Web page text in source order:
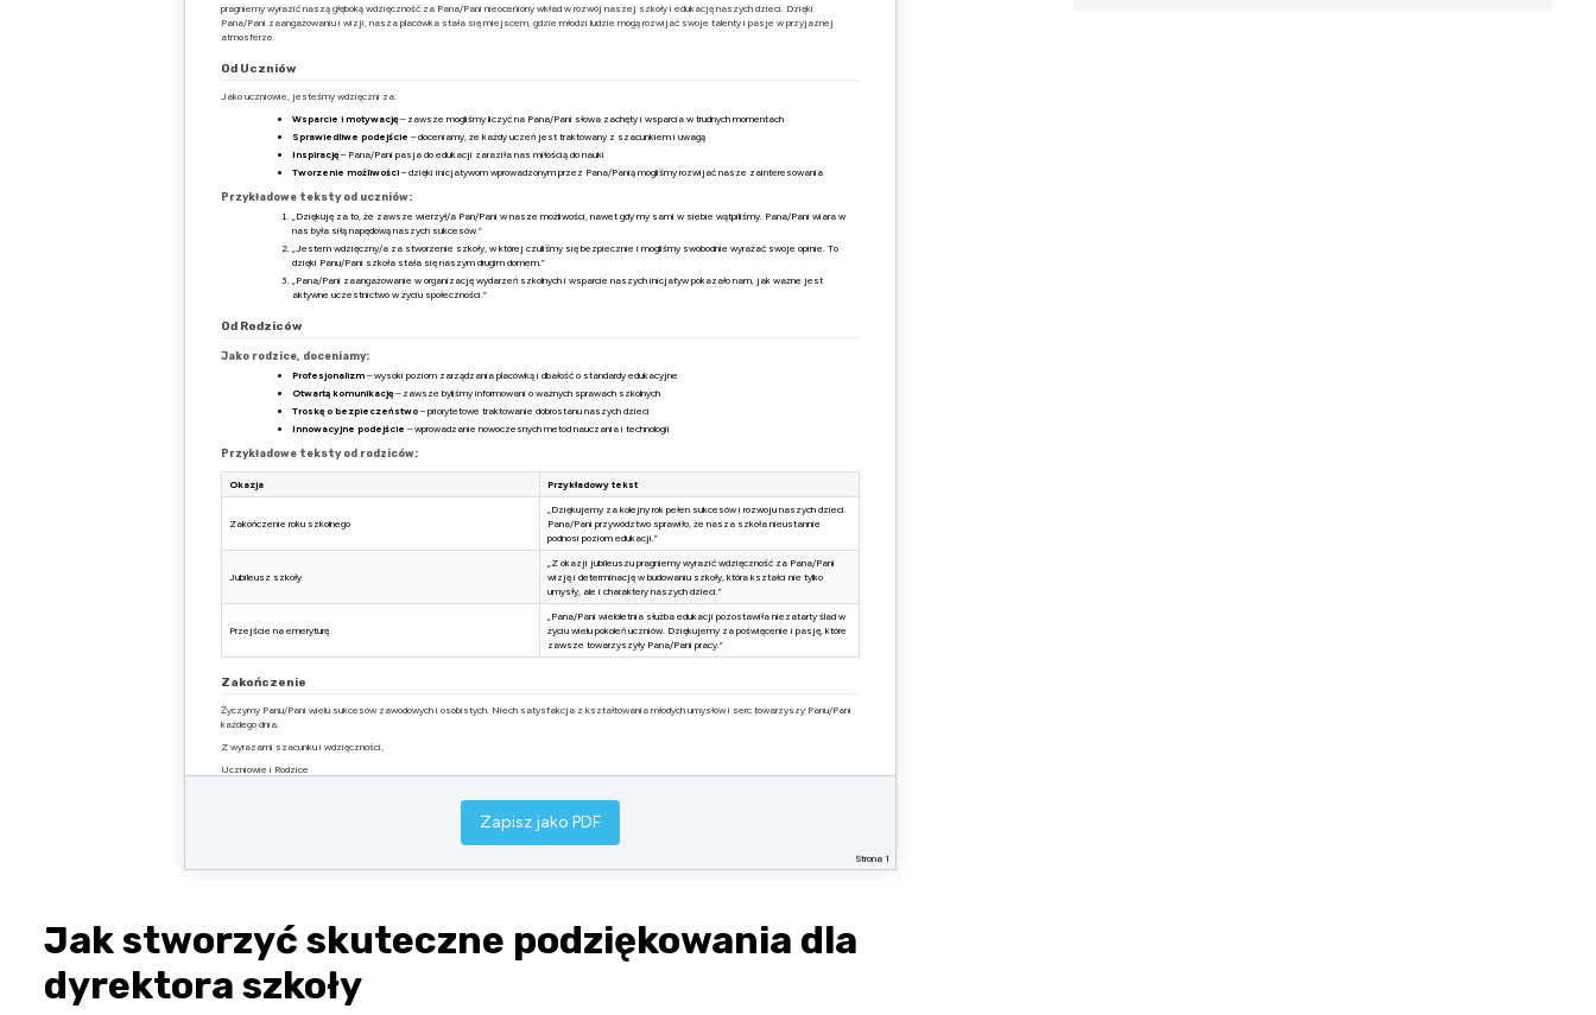
pragniemy wyrazić naszą głęboką wdzięczność za Pana/Pani nieoceniony wkład w rozwój naszej szkoły i edukację naszych dzieci. Dzięki
Pana/Pani zaangażowaniu i wizji, nasza placówka stała się miejscem, gdzie młodzi ludzie mogą rozwijać swoje talenty i pasje w przyjaznej
atmosferze.
Od Uczniów
Jako uczniowie, jesteśmy wdzięczni za:
Wsparcie i motywację– zawsze mogliśmy liczyć na Pana/Pani słowa zachęty i wsparcia w trudnych momentach
Sprawiedliwe podejście – doceniamy, że każdy uczeń jest traktowany z szacunkiem i uwagą
Inspirację– Pana/Pani pasja do edukacji zaraziła nas miłością do nauki
Tworzenie możliwości – dzięki inicjatywom wprowadzonym przez Pana/Panią mogliśmy rozwijać nasze zainteresowania
Przykładowe teksty od uczniów:
„Dziękuję za to, że zawsze wierzył/a Pan/Pani w nasze możliwości, nawet gdy my sami w siebie wątpiliśmy. Pana/Pani wiara w
nas była siłą napędową naszych sukcesów.”
„Jestem wdzięczny/a za stworzenie szkoły, w której czuliśmy się bezpiecznie i mogliśmy swobodnie wyrażać swoje opinie. To
dzięki Panu/Pani szkoła stała się naszym drugim domem.”
„Pana/Pani zaangażowanie w organizację wydarzeń szkolnych i wsparcie naszych inicjatyw pokazało nam, jak ważne jest
aktywne uczestnictwo w życiu społeczności.”
Od Rodziców
Jako rodzice, doceniamy:
Profesjonalizm – wysoki poziom zarządzania placówką i dbałość o standardy edukacyjne
Otwartą komunikację– zawsze byliśmy informowani o ważnych sprawach szkolnych
Troskę o bezpieczeństwo – priorytetowe traktowanie dobrostanu naszych dzieci
Innowacyjne podejście – wprowadzanie nowoczesnych metod nauczania i technologii
Przykładowe teksty od rodziców:
Okazja Przykładowy tekst
Zakończenie roku szkolnego
„Dziękujemy za kolejny rok pełen sukcesów i rozwoju naszych dzieci.
Pana/Pani przywództwo sprawiło, że nasza szkoła nieustannie
podnosi poziom edukacji.”
Jubileusz szkoły
„Z okazji jubileuszu pragniemy wyrazić wdzięczność za Pana/Pani
wizję i determinację w budowaniu szkoły, która kształci nie tylko
umysły, ale i charaktery naszych dzieci.”
Przejście na emeryturę
„Pana/Pani wieloletnia służba edukacji pozostawiła niezatarty ślad w
życiu wielu pokoleń uczniów. Dziękujemy za poświęcenie i pasję, które
zawsze towarzyszyły Pana/Pani pracy.”
Zakończenie
Życzymy Panu/Pani wielu sukcesów zawodowych i osobistych. Niech satysfakcja z kształtowania młodych umysłów i serc towarzyszy Panu/Pani
każdego dnia.
Z wyrazami szacunku i wdzięczności,
Uczniowie i Rodzice
Strona 1
Zapisz jako PDF
Jak stworzyć skuteczne podziękowania dla
dyrektora szkoły